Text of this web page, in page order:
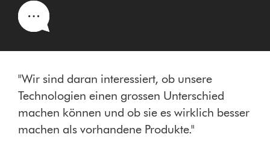
"Wir sind daran interessiert, ob unsere
Technologien einen grossen Unterschied
machen können und ob sie es wirklich besser
machen als vorhandene Produkte."